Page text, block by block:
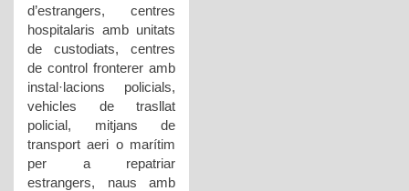
d’estrangers, centres
hospitalaris amb unitats
de custodiats, centres
de control fronterer amb
instal·lacions policials,
vehicles de trasllat
policial, mitjans de
transport aeri o marítim
per a repatriar
estrangers, naus amb